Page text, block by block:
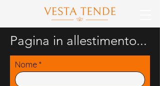
Pagina in allestimento...
Nome